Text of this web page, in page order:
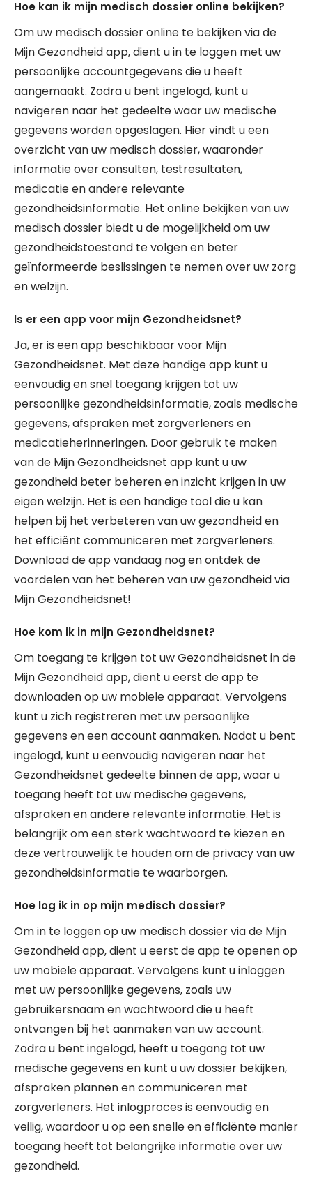
Hoe kan ik mijn medisch dossier online bekijken?
Om uw medisch dossier online te bekijken via de
Mijn Gezondheid app, dient u in te loggen met uw
persoonlijke accountgegevens die u heeft
aangemaakt. Zodra u bent ingelogd, kunt u
navigeren naar het gedeelte waar uw medische
gegevens worden opgeslagen. Hier vindt u een
overzicht van uw medisch dossier, waaronder
informatie over consulten, testresultaten,
medicatie en andere relevante
gezondheidsinformatie. Het online bekijken van uw
medisch dossier biedt u de mogelijkheid om uw
gezondheidstoestand te volgen en beter
geïnformeerde beslissingen te nemen over uw zorg
en welzijn.
Is er een app voor mijn Gezondheidsnet?
Ja, er is een app beschikbaar voor Mijn
Gezondheidsnet. Met deze handige app kunt u
eenvoudig en snel toegang krijgen tot uw
persoonlijke gezondheidsinformatie, zoals medische
gegevens, afspraken met zorgverleners en
medicatieherinneringen. Door gebruik te maken
van de Mijn Gezondheidsnet app kunt u uw
gezondheid beter beheren en inzicht krijgen in uw
eigen welzijn. Het is een handige tool die u kan
helpen bij het verbeteren van uw gezondheid en
het efficiënt communiceren met zorgverleners.
Download de app vandaag nog en ontdek de
voordelen van het beheren van uw gezondheid via
Mijn Gezondheidsnet!
Hoe kom ik in mijn Gezondheidsnet?
Om toegang te krijgen tot uw Gezondheidsnet in de
Mijn Gezondheid app, dient u eerst de app te
downloaden op uw mobiele apparaat. Vervolgens
kunt u zich registreren met uw persoonlijke
gegevens en een account aanmaken. Nadat u bent
ingelogd, kunt u eenvoudig navigeren naar het
Gezondheidsnet gedeelte binnen de app, waar u
toegang heeft tot uw medische gegevens,
afspraken en andere relevante informatie. Het is
belangrijk om een sterk wachtwoord te kiezen en
deze vertrouwelijk te houden om de privacy van uw
gezondheidsinformatie te waarborgen.
Hoe log ik in op mijn medisch dossier?
Om in te loggen op uw medisch dossier via de Mijn
Gezondheid app, dient u eerst de app te openen op
uw mobiele apparaat. Vervolgens kunt u inloggen
met uw persoonlijke gegevens, zoals uw
gebruikersnaam en wachtwoord die u heeft
ontvangen bij het aanmaken van uw account.
Zodra u bent ingelogd, heeft u toegang tot uw
medische gegevens en kunt u uw dossier bekijken,
afspraken plannen en communiceren met
zorgverleners. Het inlogproces is eenvoudig en
veilig, waardoor u op een snelle en efficiënte manier
toegang heeft tot belangrijke informatie over uw
gezondheid.